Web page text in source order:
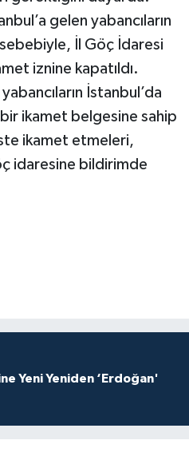
gelen yabancıların
sebebiyle, İl Göç İdaresi
iznine kapatıldı.
İstanbul’da
ikamet belgesine sahip
ikamet etmeleri,
idaresine bildirimde
Yeni Yeniden ‘Erdoğan'